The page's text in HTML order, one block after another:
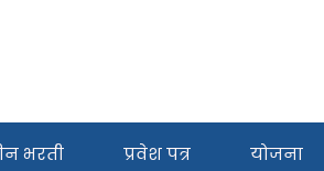
भरती प्रवेश पत्र योजना